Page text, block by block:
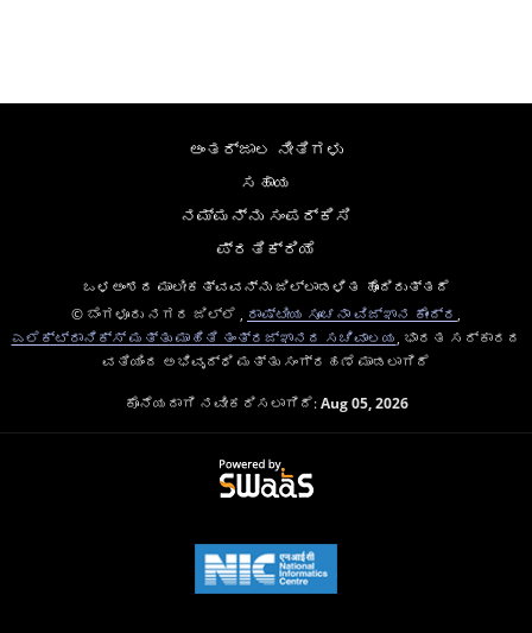
ಅಂತರ್ಜಾಲ ನೀತಿಗಳು
ಸಹಾಯ
ನಮ್ಮನ್ನು ಸಂಪರ್ಕಿಸಿ
ಪ್ರತಿಕ್ರಿಯೆ
ಒಳಅಂಶದ ಮಾಲೀಕತ್ವವನ್ನು ಜಿಲ್ಲಾಡಳಿತ ಹೊಂದಿರುತ್ತದೆ
© ಬೆಂಗಳೂರು ನಗರ ಜಿಲ್ಲೆ ,
ರಾಷ್ಟೀಯ ಸೂಚನಾ ವಿಜ್ಞಾನ ಕೇಂದ್ರ
ಎಲೆಕ್ಟ್ರಾನಿಕ್ಸ್ ಮತ್ತು ಮಾಹಿತಿ ತಂತ್ರಜ್ಞಾನದ ಸಚಿವಾಲಯ , ಭಾರತ ಸರ್ಕಾರದ
ವತಿಯಿಂದ ಅಭಿವೃದ್ಧಿ ಮತ್ತು ಸಂಗ್ರಹಣೆ ಮಾಡಲಾಗಿದೆ
ಕೊನೆಯದಾಗಿ ನವೀಕರಿಸಲಾಗಿದೆ:Aug 05, 2026